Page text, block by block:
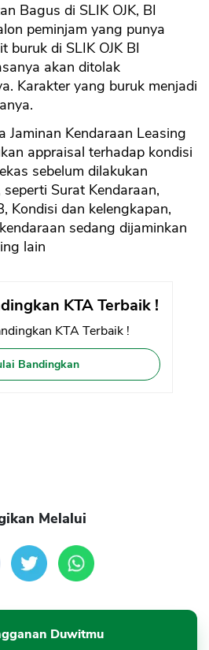
Bagus di SLIK OJK, BI
peminjam yang punya
buruk di SLIK OJK BI
akan ditolak
Karakter yang buruk menjadi
Jaminan Kendaraan Leasing
appraisal terhadap kondisi
sebelum dilakukan
seperti Surat Kendaraan,
Kondisi dan kelengkapan,
sedang dijaminkan
lain
KTA Terbaik !
KTA Terbaik !
Bandingkan
Melalui
Duwitmu